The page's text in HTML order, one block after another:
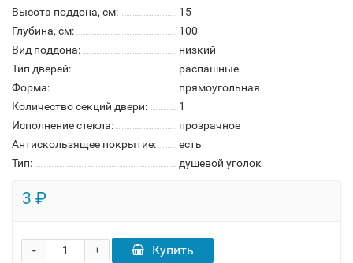
Высота поддона, см:
15
Глубина, см:
100
Вид поддона:
низкий
Тип дверей:
распашные
Форма:
прямоугольная
Количество секций двери:
1
Исполнение стекла:
прозрачное
Антискользящее покрытие:
есть
Тип:
душевой уголок
3 ₽
+
- Купить